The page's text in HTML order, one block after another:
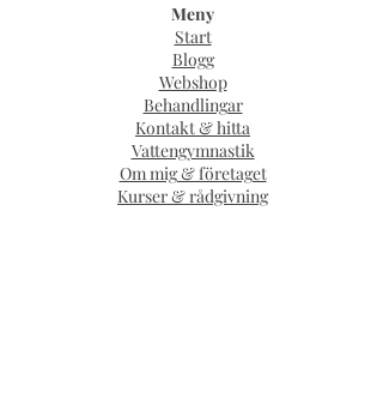
Meny
Start
Blogg
Webshop
Behandlingar
Kontakt & hitta
Vattengymnastik
Om mig & företaget
Kurser & rådgivning